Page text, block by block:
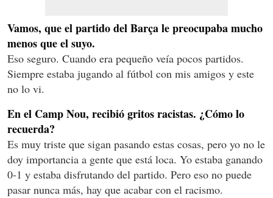
Vamos, que el partido del Barça le preocupaba mucho
menos que el suyo.
Eso seguro. Cuando era pequeño veía pocos partidos.
Siempre estaba jugando al fútbol con mis amigos y este
no lo vi.
En el Camp Nou, recibió gritos racistas. ¿Cómo lo
recuerda?
Es muy triste que sigan pasando estas cosas, pero yo no le
doy importancia a gente que está loca. Yo estaba ganando
0-1 y estaba disfrutando del partido. Pero eso no puede
pasar nunca más, hay que acabar con el racismo.